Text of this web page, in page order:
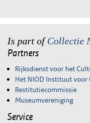
Is part ofCollectie
Partners
Rijksdienst voor het
Het NIOD Instituut voor
Restitutiecommissie
Museumvereniging
Service